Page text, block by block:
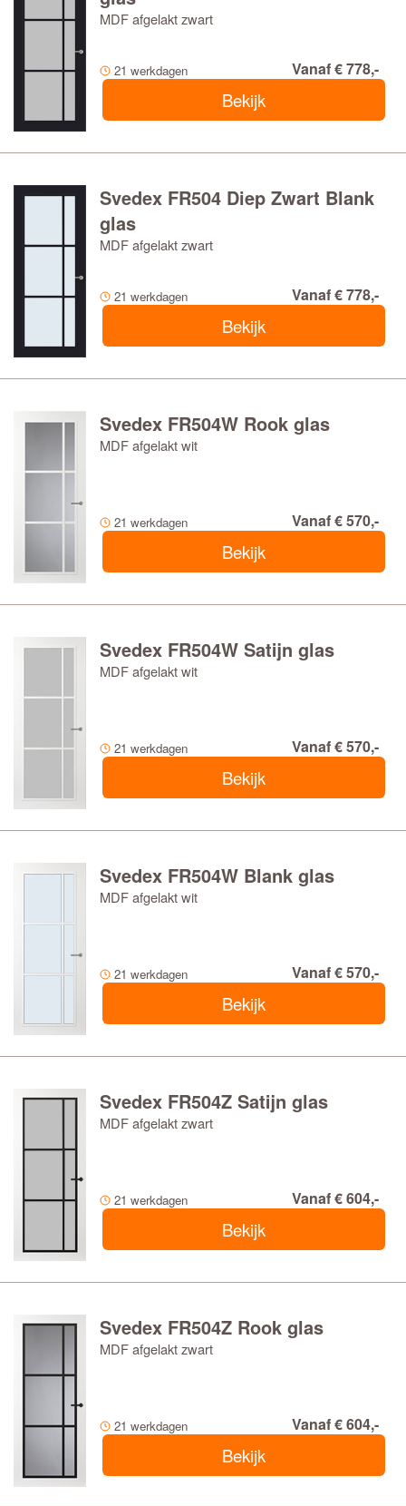
MDF afgelakt zwart
21 werkdagen Vanaf € 778,-
Bekijk
Svedex FR504 Diep Zwart Blank
glas
MDF afgelakt zwart
21 werkdagen Vanaf € 778,-
Bekijk
Svedex FR504W Rook glas
MDF afgelakt wit
21 werkdagen Vanaf € 570,-
Bekijk
Svedex FR504W Satijn glas
MDF afgelakt wit
21 werkdagen Vanaf € 570,-
Bekijk
Svedex FR504W Blank glas
MDF afgelakt wit
21 werkdagen Vanaf € 570,-
Bekijk
Svedex FR504Z Satijn glas
MDF afgelakt zwart
21 werkdagen Vanaf € 604,-
Bekijk
Svedex FR504Z Rook glas
MDF afgelakt zwart
21 werkdagen Vanaf € 604,-
Bekijk